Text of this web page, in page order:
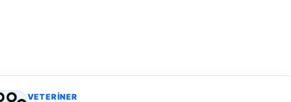
VETERINER